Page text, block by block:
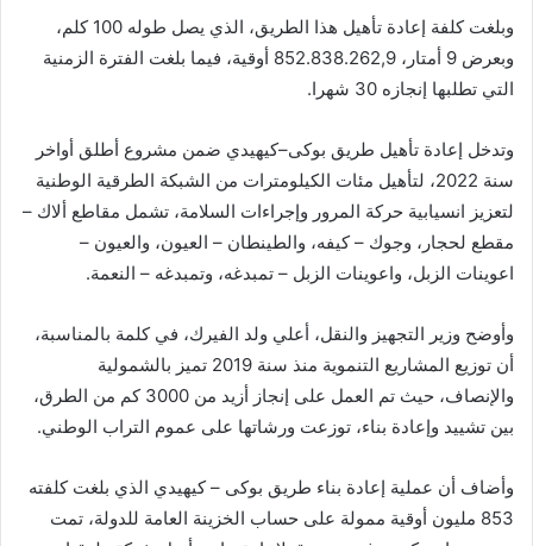
وبلغت كلفة إعادة تأهيل هذا الطريق، الذي يصل طوله 100 كلم،
وبعرض 9 أمتار، 852.838.262,9 أوقية، فيما بلغت الفترة الزمنية
التي تطلبها إنجازه 30 شهرا.
وتدخل إعادة تأهيل طريق بوكى–كيهيدي ضمن مشروع أطلق أواخر
سنة 2022، لتأهيل مئات الكيلومترات من الشبكة الطرقية الوطنية
لتعزيز انسيابية حركة المرور وإجراءات السلامة، تشمل مقاطع ألاك –
مقطع لحجار، وجوك – كيفه، والطينطان – العيون، والعيون –
اعوينات الزبل، واعوينات الزبل – تمبدغه، وتمبدغه – النعمة.
وأوضح وزير التجهيز والنقل، أعلي ولد الفيرك، في كلمة بالمناسبة،
أن توزيع المشاريع التنموية منذ سنة 2019 تميز بالشمولية
والإنصاف، حيث تم العمل على إنجاز أزيد من 3000 كم من الطرق،
بين تشييد وإعادة بناء، توزعت ورشاتها على عموم التراب الوطني.
وأضاف أن عملية إعادة بناء طريق بوكى – كيهيدي الذي بلغت كلفته
853 مليون أوقية ممولة على حساب الخزينة العامة للدولة، تمت